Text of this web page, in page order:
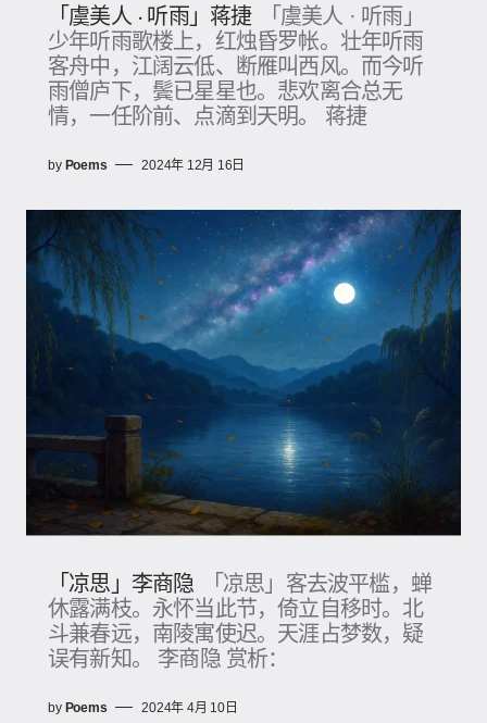
「虞美人 · 听雨」蒋捷
「虞美人 · 听雨」
少年听雨歌楼上，红烛昏罗帐。壮年听雨
客舟中，江阔云低、断雁叫西风。而今听
雨僧庐下，鬓已星星也。悲欢离合总无
情，一任阶前、点滴到天明。 蒋捷
by Poems 2024年 12月 16日
「凉思」李商隐
「凉思」客去波平槛，蝉
休露满枝。永怀当此节，倚立自移时。北
斗兼春远，南陵寓使迟。天涯占梦数，疑
误有新知。 李商隐 赏析：
by Poems 2024年 4月 10日